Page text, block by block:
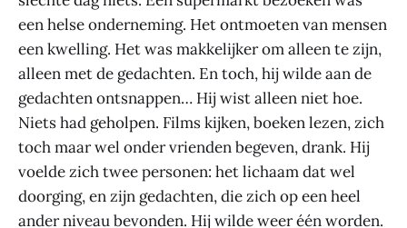
een helse onderneming. Het ontmoeten van mensen
een kwelling. Het was makkelijker om alleen te zijn,
alleen met de gedachten. En toch, hij wilde aan de
gedachten ontsnappen… Hij wist alleen niet hoe.
Niets had geholpen. Films kijken, boeken lezen, zich
toch maar wel onder vrienden begeven, drank. Hij
voelde zich twee personen: het lichaam dat wel
doorging, en zijn gedachten, die zich op een heel
ander niveau bevonden. Hij wilde weer één worden.